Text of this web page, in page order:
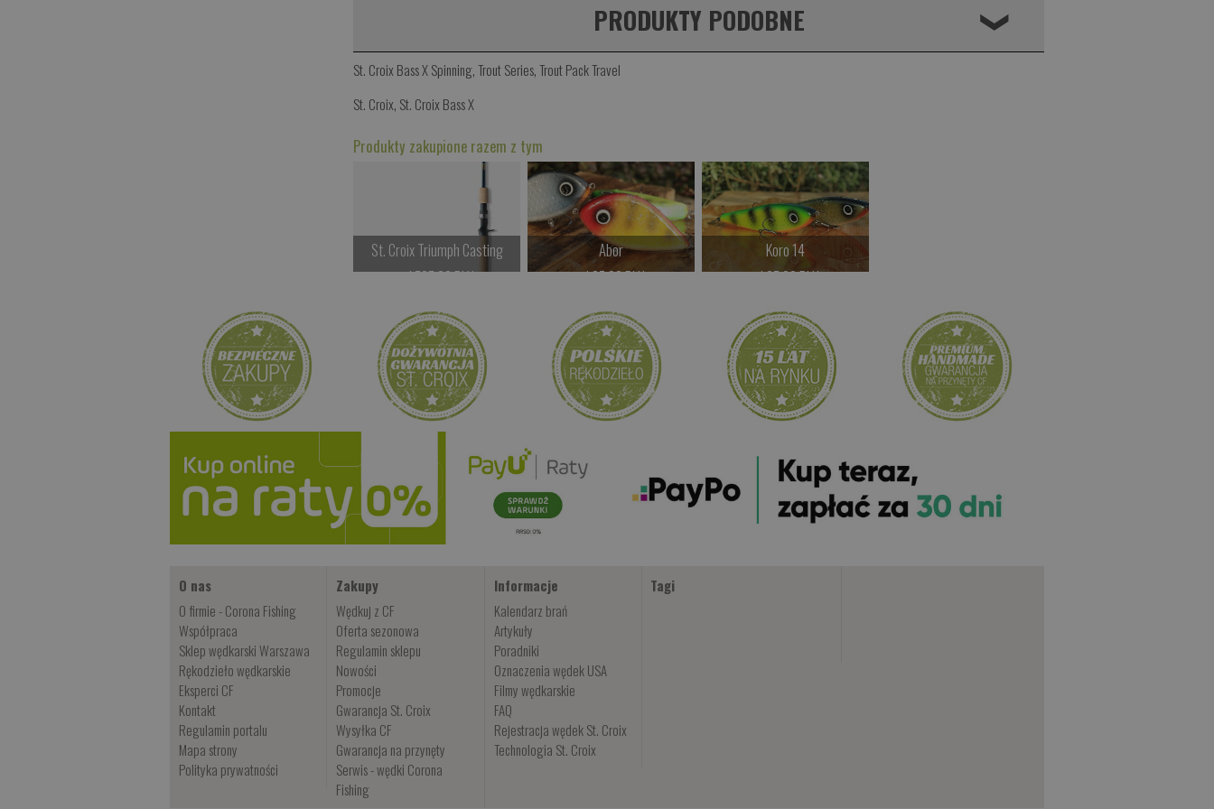
PRODUKTY PODOBNE ❮
St. Croix Bass X Spinning,Trout Series,Trout Pack Travel
St. Croix, St. Croix Bass X
Produkty zakupione razem z tym
St. Croix Triumph Casting
od 797.00 PLN
Kup teraz >
Abor
od 87.00 PLN
Kup teraz >
Koro 14
od 97.00 PLN
Kup teraz >
O nas
O firmie - Corona Fishing
Współpraca
Sklep wędkarski Warszawa
Rękodzieło wędkarskie
Eksperci CF
Kontakt
Regulamin portalu
Mapa strony
Polityka prywatności
Zakupy
Wędkuj z CF
Oferta sezonowa
Regulamin sklepu
Nowości
Promocje
Gwarancja St. Croix
Wysyłka CF
Gwarancja na przynęty
Serwis - wędki Corona
Fishing
Informacje
Kalendarz brań
Artykuły
Poradniki
Oznaczenia wędek USA
Filmy wędkarskie
FAQ
Rejestracja wędek St. Croix
Technologia St. Croix
Tagi